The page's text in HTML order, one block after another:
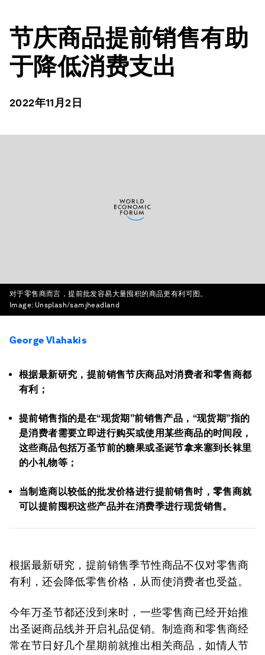
节庆商品提前销售有助
于降低消费支出
2022年11月2日
对于零售商而言，提前批发容易大量囤积的商品更有利可图。
Image: Unsplash/samjheadland
George Vlahakis
根据最新研究，提前销售节庆商品对消费者和零售商都
有利；
提前销售指的是在“现货期”前销售产品，“现货期”指的
是消费者需要立即进行购买或使用某些商品的时间段，
这些商品包括万圣节前的糖果或圣诞节拿来塞到长袜里
的小礼物等；
当制造商以较低的批发价格进行提前销售时，零售商就
可以提前囤积这些产品并在消费季进行现货销售。
根据最新研究，提前销售季节性商品不仅对零售商
有利，还会降低零售价格，从而使消费者也受益。
今年万圣节都还没到来时，一些零售商已经开始推
出圣诞商品线并开启礼品促销。制造商和零售商经
常在节日好几个星期前就推出相关商品，如情人节